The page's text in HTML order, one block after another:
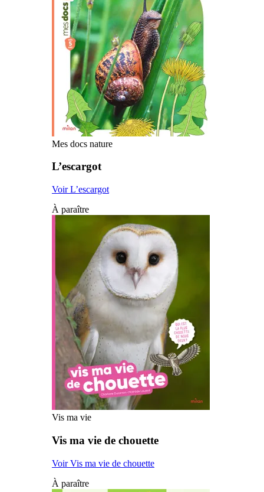
Mes docs nature
L’escargot
Voir L’escargot
À paraître
Vis ma vie
Vis ma vie de chouette
Voir Vis ma vie de chouette
À paraître